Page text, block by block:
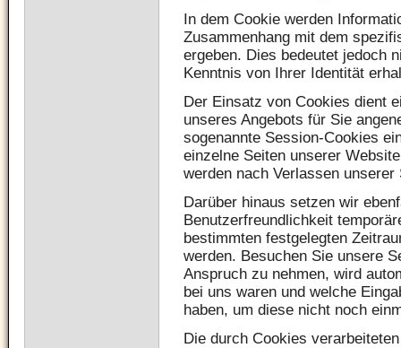
In dem Cookie werden
Zusammenhang mit dem
ergeben. Dies bedeutet jedoch
Kenntnis von Ihrer Identität
Der Einsatz von Cookies dient
unseres Angebots für Sie
sogenannte Session-Cookies
einzelne Seiten unserer
werden nach Verlassen
Darüber hinaus setzen wir
Benutzerfreundlichkeit
bestimmten festgelegten
werden. Besuchen Sie unsere
Anspruch zu nehmen, wird
bei uns waren und welche
haben, um diese nicht noch
Die durch Cookies